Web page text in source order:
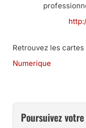
Retrouvez les
Numerique
Poursuivez